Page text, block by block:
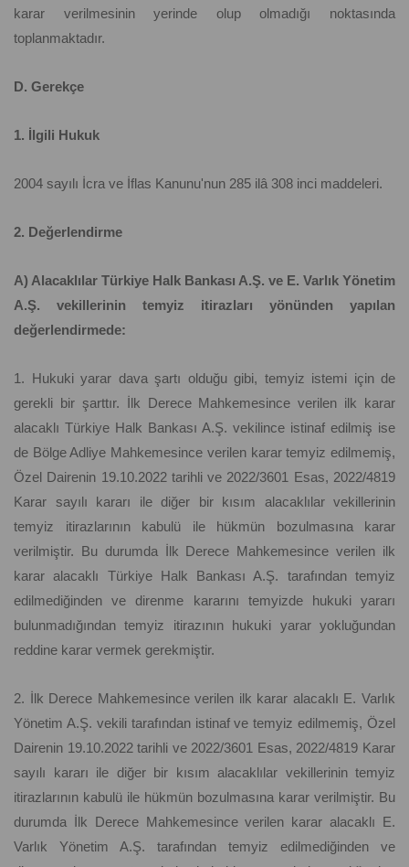
karar verilmesinin yerinde olup olmadığı noktasında
toplanmaktadır.
D. Gerekçe
1. İlgili Hukuk
2004 sayılı İcra ve İflas Kanunu'nun 285 ilâ 308 inci maddeleri.
2. Değerlendirme
A) Alacaklılar Türkiye Halk Bankası A.Ş. ve E. Varlık Yönetim
A.Ş. vekillerinin temyiz itirazları yönünden yapılan
değerlendirmede:
1. Hukuki yarar dava şartı olduğu gibi, temyiz istemi için de
gerekli bir şarttır. İlk Derece Mahkemesince verilen ilk karar
alacaklı Türkiye Halk Bankası A.Ş. vekilince istinaf edilmiş ise
de Bölge Adliye Mahkemesince verilen karar temyiz edilmemiş,
Özel Dairenin 19.10.2022 tarihli ve 2022/3601 Esas, 2022/4819
Karar sayılı kararı ile diğer bir kısım alacaklılar vekillerinin
temyiz itirazlarının kabulü ile hükmün bozulmasına karar
verilmiştir. Bu durumda İlk Derece Mahkemesince verilen ilk
karar alacaklı Türkiye Halk Bankası A.Ş. tarafından temyiz
edilmediğinden ve direnme kararını temyizde hukuki yararı
bulunmadığından temyiz itirazının hukuki yarar yokluğundan
reddine karar vermek gerekmiştir.
2. İlk Derece Mahkemesince verilen ilk karar alacaklı E. Varlık
Yönetim A.Ş. vekili tarafından istinaf ve temyiz edilmemiş, Özel
Dairenin 19.10.2022 tarihli ve 2022/3601 Esas, 2022/4819 Karar
sayılı kararı ile diğer bir kısım alacaklılar vekillerinin temyiz
itirazlarının kabulü ile hükmün bozulmasına karar verilmiştir. Bu
durumda İlk Derece Mahkemesince verilen karar alacaklı E.
Varlık Yönetim A.Ş. tarafından temyiz edilmediğinden ve